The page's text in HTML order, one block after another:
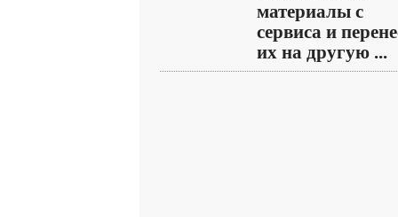
материалы с
сервиса и
их на другую ...